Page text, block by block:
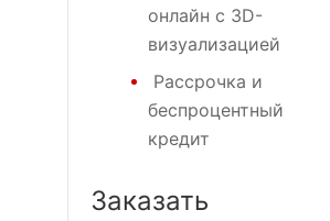
онлайн с 3D-
визуализацией
Рассрочка и
беспроцентный
кредит
Заказать